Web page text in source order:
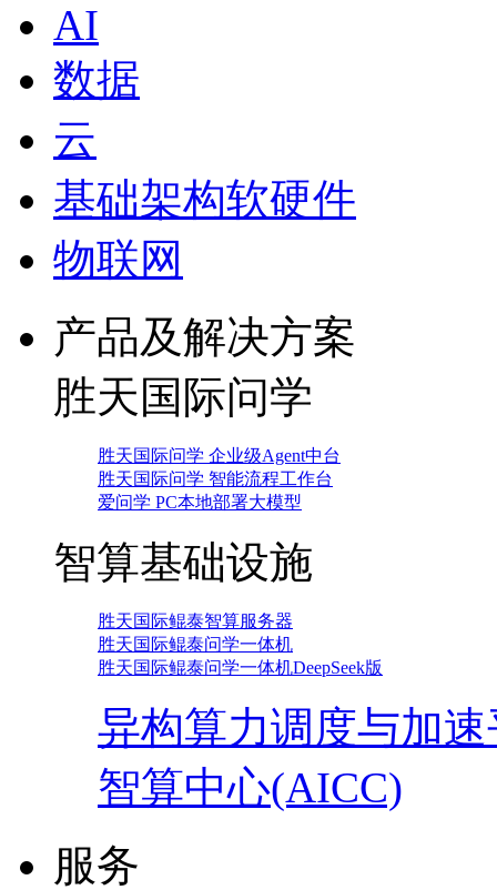
AI
数据
云
基础架构软硬件
物联网
产品及解决方案
胜天国际问学
胜天国际问学 企业级Agent中台
胜天国际问学 智能流程工作台
爱问学 PC本地部署大模型
智算基础设施
胜天国际鲲泰智算服务器
胜天国际鲲泰问学一体机
胜天国际鲲泰问学一体机DeepSeek版
异构算力调度与加
智算中心(AICC)
服务